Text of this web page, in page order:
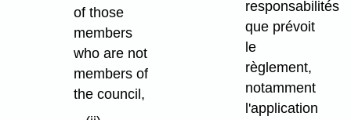
of those
members
who are not
members of
the council,
responsabilités
que prévoit
le
règlement,
notamment
l'application